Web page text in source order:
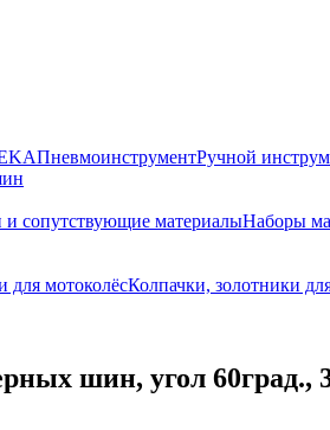
ПневмоинструментРучной
и сопутствующие материалыНаборы
для мотоколёсКолпачки, золотники
шин, угол 60град.,